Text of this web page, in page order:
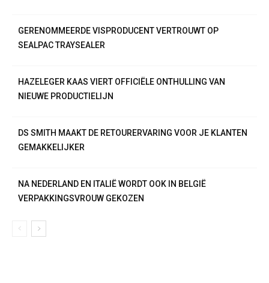
GERENOMMEERDE VISPRODUCENT VERTROUWT OP
SEALPAC TRAYSEALER
HAZELEGER KAAS VIERT OFFICIËLE ONTHULLING VAN
NIEUWE PRODUCTIELIJN
DS SMITH MAAKT DE RETOURERVARING VOOR JE KLANTEN
GEMAKKELIJKER
NA NEDERLAND EN ITALIË WORDT OOK IN BELGIË
VERPAKKINGSVROUW GEKOZEN